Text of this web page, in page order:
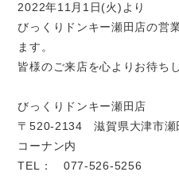
2022年11月1日(火)より
びっくりドンキー瀬田店の営
ます。
皆様のご来店を心よりお待ち
びっくりドンキー瀬田店
〒520-2134 滋賀県大津市
コーナン内
TEL： 077-526-5256